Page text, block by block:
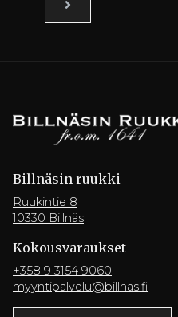
Billnäsin ruukki
Ruukintie 8
10330 Billnäs
Kokousvaraukset
+358 9 3154 9060
myyntipalvelu@billnas.fi